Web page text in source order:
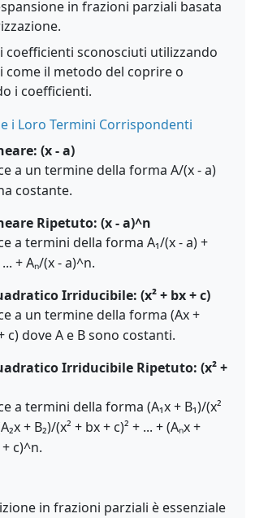
in frazioni parziali basata
coefficienti sconosciuti utilizzando
come il metodo del coprire o
i coefficienti.
i Loro Termini Corrispondenti
(x - a)
a un termine della forma A/(x - a)
costante.
Ripetuto: (x - a)^n
a termini della forma A₁/(x - a) +
+ Aₙ/(x - a)^n.
Irriducibile: (x² + bx + c)
a un termine della forma (Ax +
c) dove A e B sono costanti.
Irriducibile Ripetuto: (x² +
a termini della forma (A₁x + B₁)/(x²
+ B₂)/(x² + bx + c)² + ... + (Aₙx +
+ c)^n.
in frazioni parziali è essenziale